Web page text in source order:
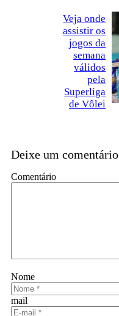
Veja onde
assistir os
jogos da
semana
válidos
pela
Superliga
de Vôlei
Deixe um comentário
Comentário
Nome
mail